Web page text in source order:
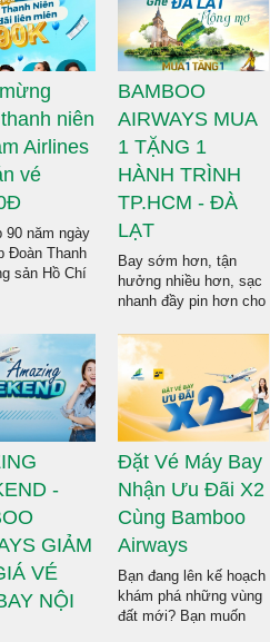
niên
Airlines
vé
90 năm ngày
Đoàn Thanh
sản Hồ Chí
giá 90.000
(tương
bao gồm
trên tất cả
trình nội địa
tiếp khai
tay, liên
Vietnam
được tư
nhất về
khuyến
vé máy bay
nhanh
BAMBOO
AIRWAYS MUA
1 TẶNG 1
HÀNH TRÌNH
TP.HCM - ĐÀ
LẠT
Bay sớm hơn, tận
hưởng nhiều hơn, sạc
nhanh đầy pin hơn cho
lượng, đi vui để trở về
bận rộn thật hiệu quả
cùng siêu khuyến mãi
của Bamboo Airways.
Liên hệ ngay đến
Dichvuhangkhong.biz
để được hỗ trợ thông
tin khuyên mãi MUA 1
TẶNG 1 nhé!
-
GIẢM
VÉ
NỘI
Đặt Vé Máy Bay
Nhận Ưu Đãi X2
Cùng Bamboo
Airways
Bạn đang lên kế hoạch
khám phá những vùng
đất mới? Bạn muốn